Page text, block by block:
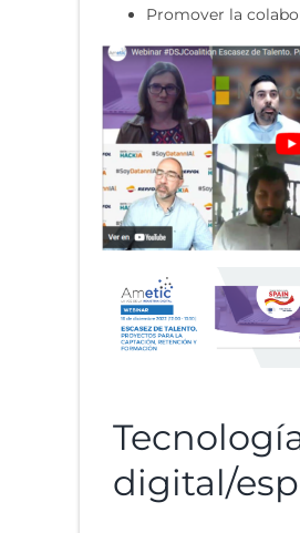
Promover la
digital/